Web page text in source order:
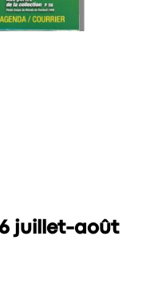
juillet-août